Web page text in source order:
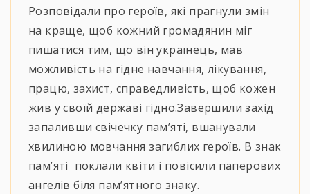
Розповідали про героїв, які прагнули змін
на краще, щоб кожний громадянин міг
пишатися тим, що він українець, мав
можливість на гідне навчання, лікування,
працю, захист, справедливість, щоб кожен
жив у своїй державі гідно.Завершили захід
запаливши свічечку пам’яті, вшанували
хвилиною мовчання загиблих героїв. В знак
пам’яті поклали квіти і повісили паперових
ангелів біля пам’ятного знаку.